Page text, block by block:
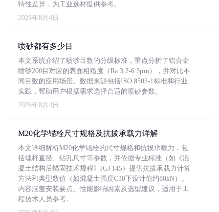
特性差异，为工业选材提供参考。
2026年8月4日
喷砂都有多少目
本文系统介绍了喷砂目数的分级标准，重点分析了铝合金
喷砂200目对应的表面粗糙度（Ra 3.2-6.3μm），并对比不
同目数的应用场景。数据来源包括ISO 8503-1标准和行业
实践，帮助用户根据需求选择合适的喷砂参数。
2026年8月4日
M20化学锚栓尺寸规格及抗拔承载力详解
本文详细解析M20化学锚栓的尺寸规格和抗拔承载力，包
括螺杆直径、钻孔尺寸等参数，并依据专业标准（如《混
凝土结构后锚固技术规程》JGJ 145）提供抗拔承载力计算
方法和典型数值（如混凝土强度C30下设计值约80kN）。
内容涵盖安装要点、性能影响因素及选型建议，适用于工
程技术人员参考。